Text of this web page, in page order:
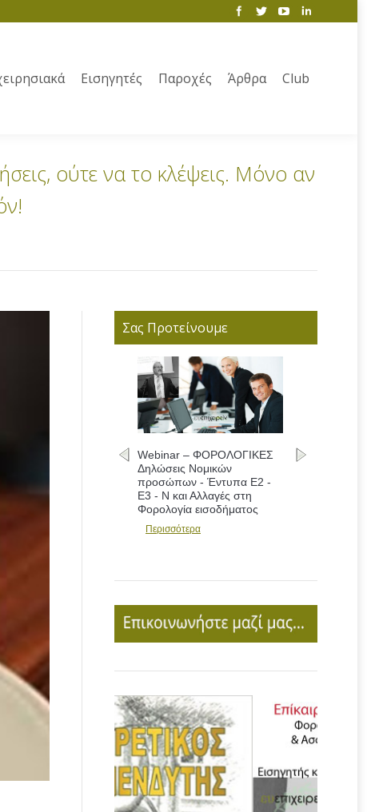
Εισηγητές Παροχές Άρθρα Club
ούτε να το κλέψεις. Μόνο αν
Σας Προτείνουμε
Webinar – ΦΟΡΟΛΟΓΙΚΕΣ
Δηλώσεις Νομικών
προσώπων - Έντυπα Ε2 -
Ε3 - Ν και Αλλαγές στη
Φορολογία εισοδήματος
Περισσότερα